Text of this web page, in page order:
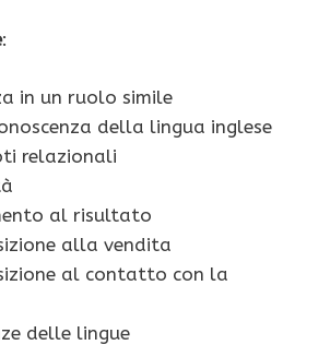
:
in un ruolo simile
della lingua inglese
relazionali
al risultato
alla vendita
al contatto con la
delle lingue